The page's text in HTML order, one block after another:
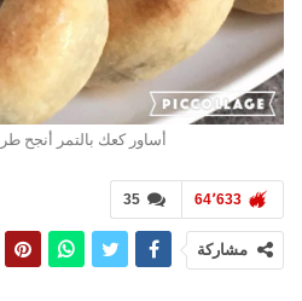
أساور كعك بالتمر أنجح
35 64٬633
مشاركة